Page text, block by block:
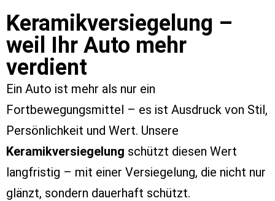
Keramikversiegelung –
weil Ihr Auto mehr
verdient
Ein Auto ist mehr als nur ein
Fortbewegungsmittel – es ist Ausdruck von Stil,
Persönlichkeit und Wert. Unsere
Keramikversiegelung schützt diesen Wert
langfristig – mit einer Versiegelung, die nicht nur
glänzt, sondern dauerhaft schützt.